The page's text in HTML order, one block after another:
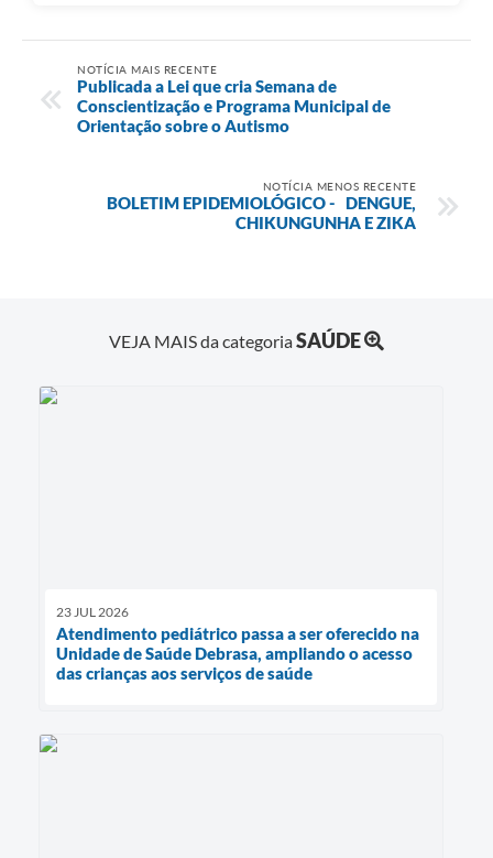
NOTÍCIA MAIS RECENTE
Publicada a Lei que cria Semana de
Conscientização e Programa Municipal de
Orientação sobre o Autismo
NOTÍCIA MENOS RECENTE
BOLETIM EPIDEMIOLÓGICO - DENGUE,
CHIKUNGUNHA E ZIKA
VEJA MAIS da categoriaSAÚDE
23 JUL 2026
Atendimento pediátrico passa a ser oferecido na
Unidade de Saúde Debrasa, ampliando o acesso
das crianças aos serviços de saúde